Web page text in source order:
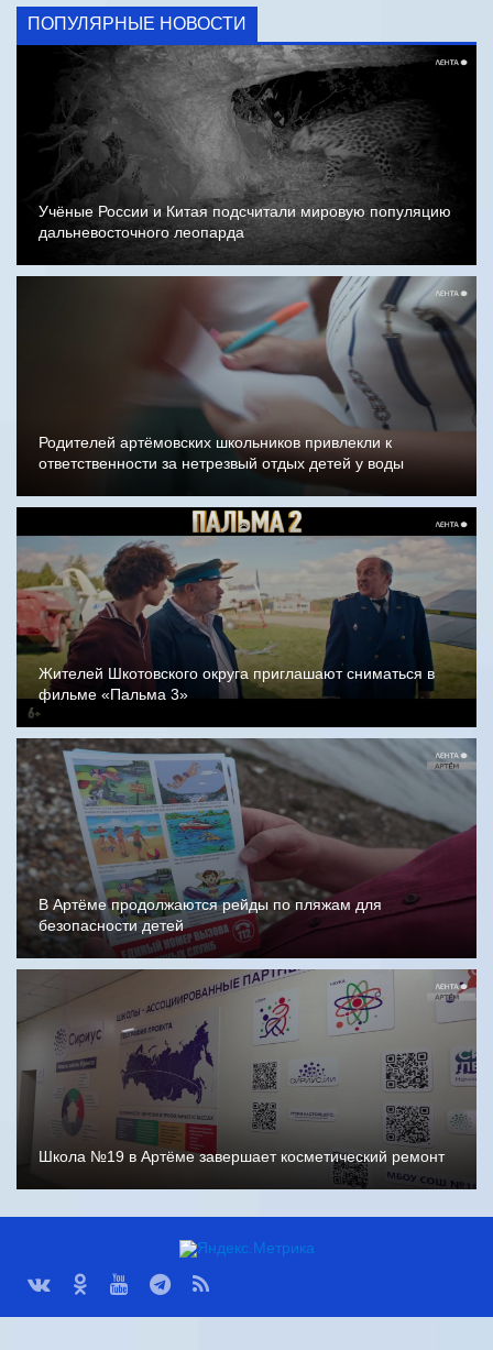
ПОПУЛЯРНЫЕ НОВОСТИ
Учёные России и Китая подсчитали мировую популяцию
дальневосточного леопарда
Родителей артёмовских школьников привлекли к
ответственности за нетрезвый отдых детей у воды
Жителей Шкотовского округа приглашают сниматься в
фильме «Пальма 3»
В Артёме продолжаются рейды по пляжам для
безопасности детей
Школа №19 в Артёме завершает косметический ремонт